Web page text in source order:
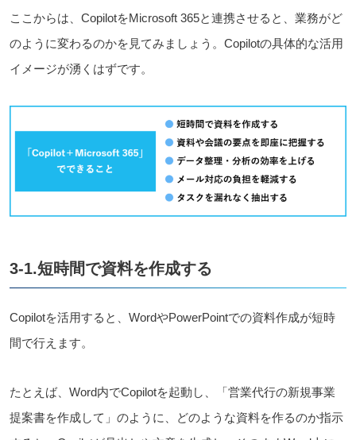
ここからは、CopilotをMicrosoft 365と連携させると、業務がど
のように変わるのかを見てみましょう。Copilotの具体的な活用
イメージが湧くはずです。
3-1.短時間で資料を作成する
Copilotを活用すると、WordやPowerPointでの資料作成が短時
間で行えます。
たとえば、Word内でCopilotを起動し、「営業代行の新規事業
提案書を作成して」のように、どのような資料を作るのか指示